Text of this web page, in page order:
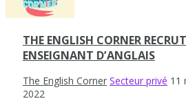
THE ENGLISH CORNER
ENSEIGNANT D’ANGLAIS
The English Corner Secteur privé 11
2022